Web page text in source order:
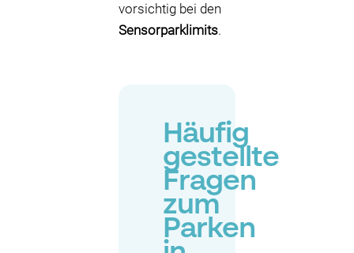
vorsichtig bei den
Sensorparklimits.
Häufig
gestellte
Fragen
zum
Parken